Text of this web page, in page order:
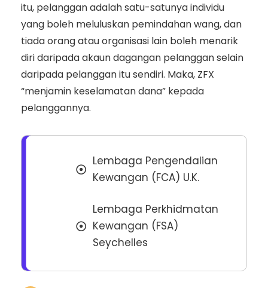
itu, pelanggan adalah satu-satunya individu
yang boleh meluluskan pemindahan wang, dan
tiada orang atau organisasi lain boleh menarik
diri daripada akaun dagangan pelanggan selain
daripada pelanggan itu sendiri. Maka, ZFX
“menjamin keselamatan dana” kepada
pelanggannya.
Lembaga Pengendalian
Kewangan (FCA) U.K.
Lembaga Perkhidmatan
Kewangan (FSA)
Seychelles